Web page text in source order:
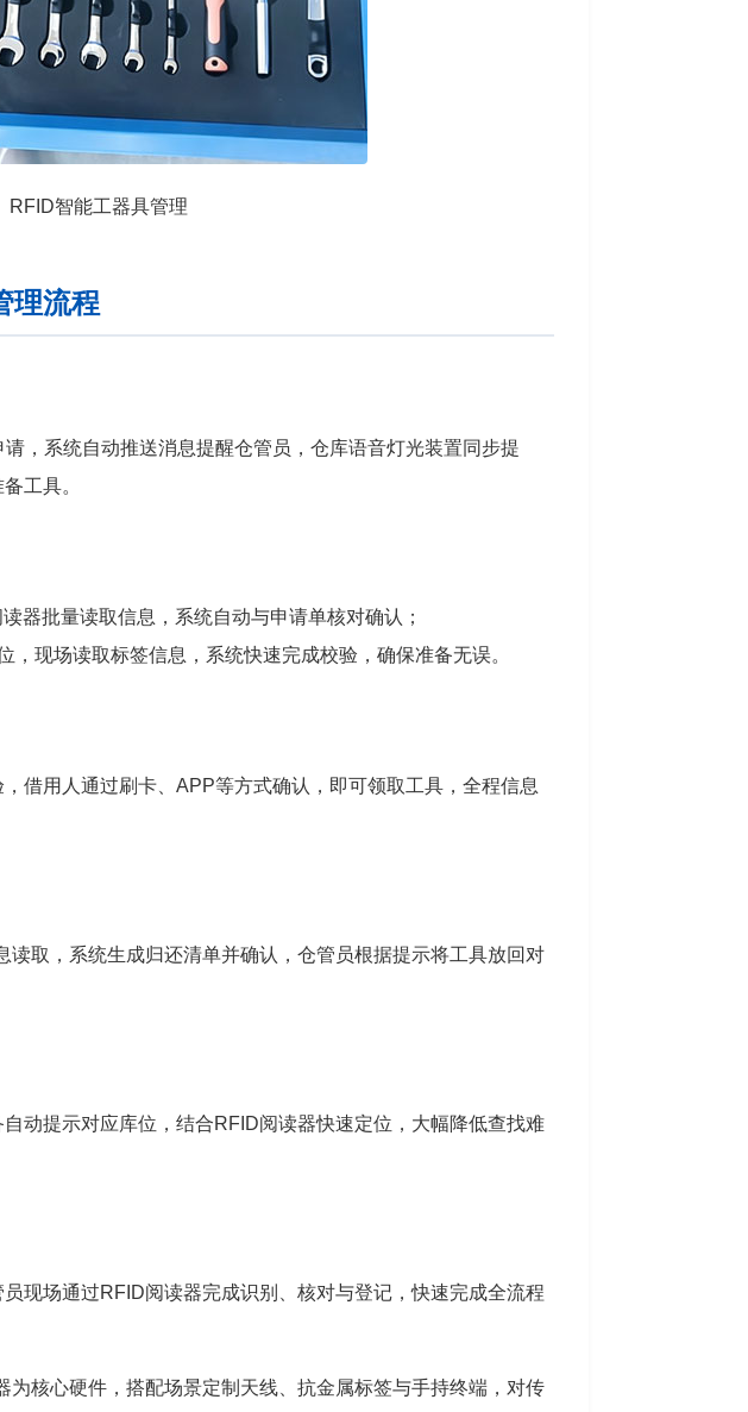
RFID智能工器具管理
理流程
，系统自动推送消息提醒仓管员，仓库语音灯光装置同步提
工具。
器批量读取信息，系统自动与申请单核对确认；
现场读取标签信息，系统快速完成校验，确保准备无误。
借用人通过刷卡、APP等方式确认，即可领取工具，全程信息
读取，系统生成归还清单并确认，仓管员根据提示将工具放回对
动提示对应库位，结合RFID阅读器快速定位，大幅降低查找难
现场通过RFID阅读器完成识别、核对与登记，快速完成全流程
为核心硬件，搭配场景定制天线、抗金属标签与手持终端，对传